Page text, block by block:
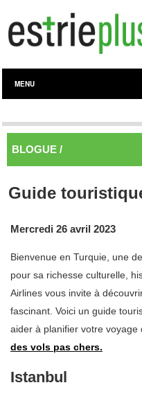
MENU
BLOGUE /
Guide
Mercredi 26 avril 2023
Bienvenue en Turquie, une
pour sa richesse culturelle,
Airlines vous invite à
fascinant. Voici un guide
aider à planifier votre voyage
des vols pas chers.
Istanbul